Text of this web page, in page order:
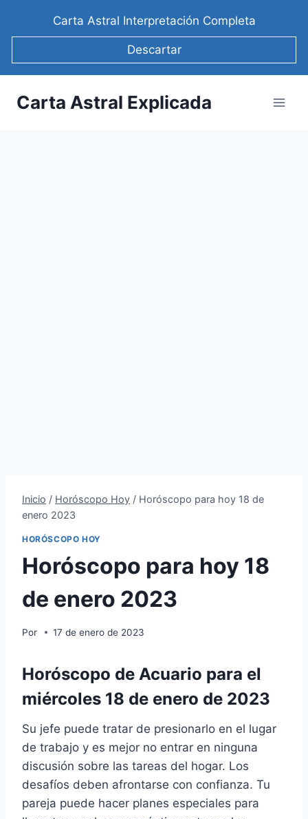
Carta Astral Interpretación Completa
Descartar
Carta Astral Explicada
Inicio / Horóscopo Hoy / Horóscopo para hoy 18 de
enero 2023
HORÓSCOPO HOY
Horóscopo para hoy 18
de enero 2023
Por 17 de enero de 2023
Horóscopo de Acuario para el
miércoles 18 de enero de 2023
Su jefe puede tratar de presionarlo en el lugar
de trabajo y es mejor no entrar en ninguna
discusión sobre las tareas del hogar. Los
desafíos deben afrontarse con confianza. Tu
pareja puede hacer planes especiales para